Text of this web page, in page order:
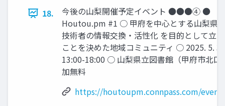
18.
今後の山梨開催予定イベント ●●●④ ●
Houtou.pm #1 ○ 甲府を中心とする山梨県
技術者の情報交換・活性化 を目的として立
ことを決めた地域コミュニティ ○ 2025. 5.
13:00-18:00 ○ 山梨県立図書館（甲府市北
加無料
https://houtoupm.connpass.com/